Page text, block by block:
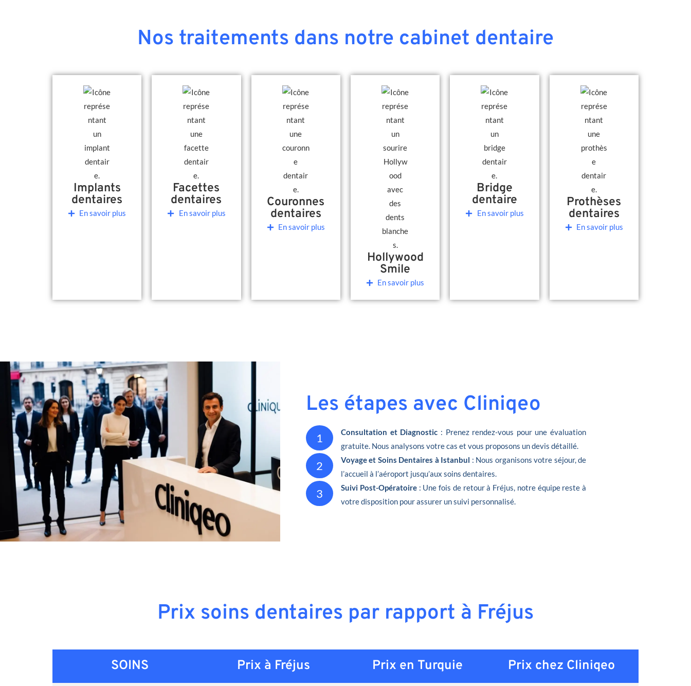
Nos traitements dans notre cabinet dentaire
Implants
dentaires
En savoir plus
Facettes
dentaires
En savoir plus
Couronnes
dentaires
En savoir plus
Hollywood
Smile
En savoir plus
Bridge
dentaire
En savoir plus
Prothèses
dentaires
En savoir plus
Les étapes avec Cliniqeo
1 Consultation et Diagnostic : Prenez rendez-vous pour une évaluation
gratuite. Nous analysons votre cas et vous proposons un devis détaillé.
2 Voyage et Soins Dentaires à Istanbul : Nous organisons votre séjour, de
l’accueil à l’aéroport jusqu’aux soins dentaires.
3 Suivi Post-Opératoire : Une fois de retour à Fréjus, notre équipe reste à
votre disposition pour assurer un suivi personnalisé.
Prix soins dentaires par rapport à Fréjus
SOINS Prix à Fréjus Prix en Turquie Prix chez Cliniqeo